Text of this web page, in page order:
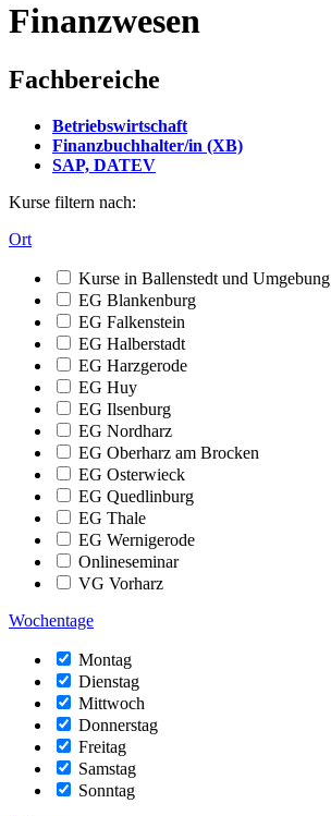
Finanzwesen
Fachbereiche
Betriebswirtschaft
Finanzbuchhalter/in (XB)
SAP, DATEV
Kurse filtern nach:
Ort
Kurse in Ballenstedt und Umgebung
EG Blankenburg
EG Falkenstein
EG Halberstadt
EG Harzgerode
EG Huy
EG Ilsenburg
EG Nordharz
EG Oberharz am Brocken
EG Osterwieck
EG Quedlinburg
EG Thale
EG Wernigerode
Onlineseminar
VG Vorharz
Wochentage
Montag
Dienstag
Mittwoch
Donnerstag
Freitag
Samstag
Sonntag